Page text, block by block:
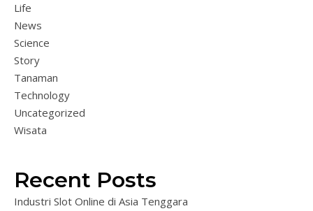
Life
News
Science
Story
Tanaman
Technology
Uncategorized
Wisata
Recent Posts
Industri Slot Online di Asia Tenggara